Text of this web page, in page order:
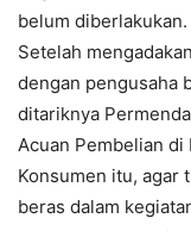
belum diberlakukan.
Setelah
dengan pengusaha
ditariknya
Acuan Pembelian di
Konsumen itu, agar
beras dalam